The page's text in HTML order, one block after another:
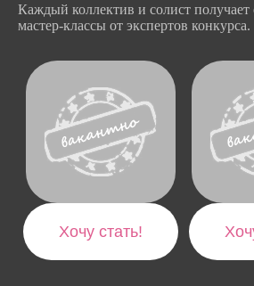
Каждый коллектив и солист
мастер-классы от экспертов конкурса.
Хочу стать!